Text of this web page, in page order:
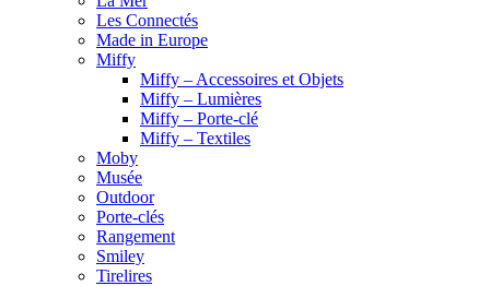
Les Connectés
Made in Europe
Miffy
Miffy – Accessoires et Objets
Miffy – Lumières
Miffy – Porte-clé
Miffy – Textiles
Moby
Musée
Outdoor
Porte-clés
Rangement
Smiley
Tirelires